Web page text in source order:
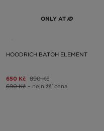
ONLY AT
HOODRICH BATOH ELEMENT
650 Kč 890 Kč
690 Kč – nejnižší cena